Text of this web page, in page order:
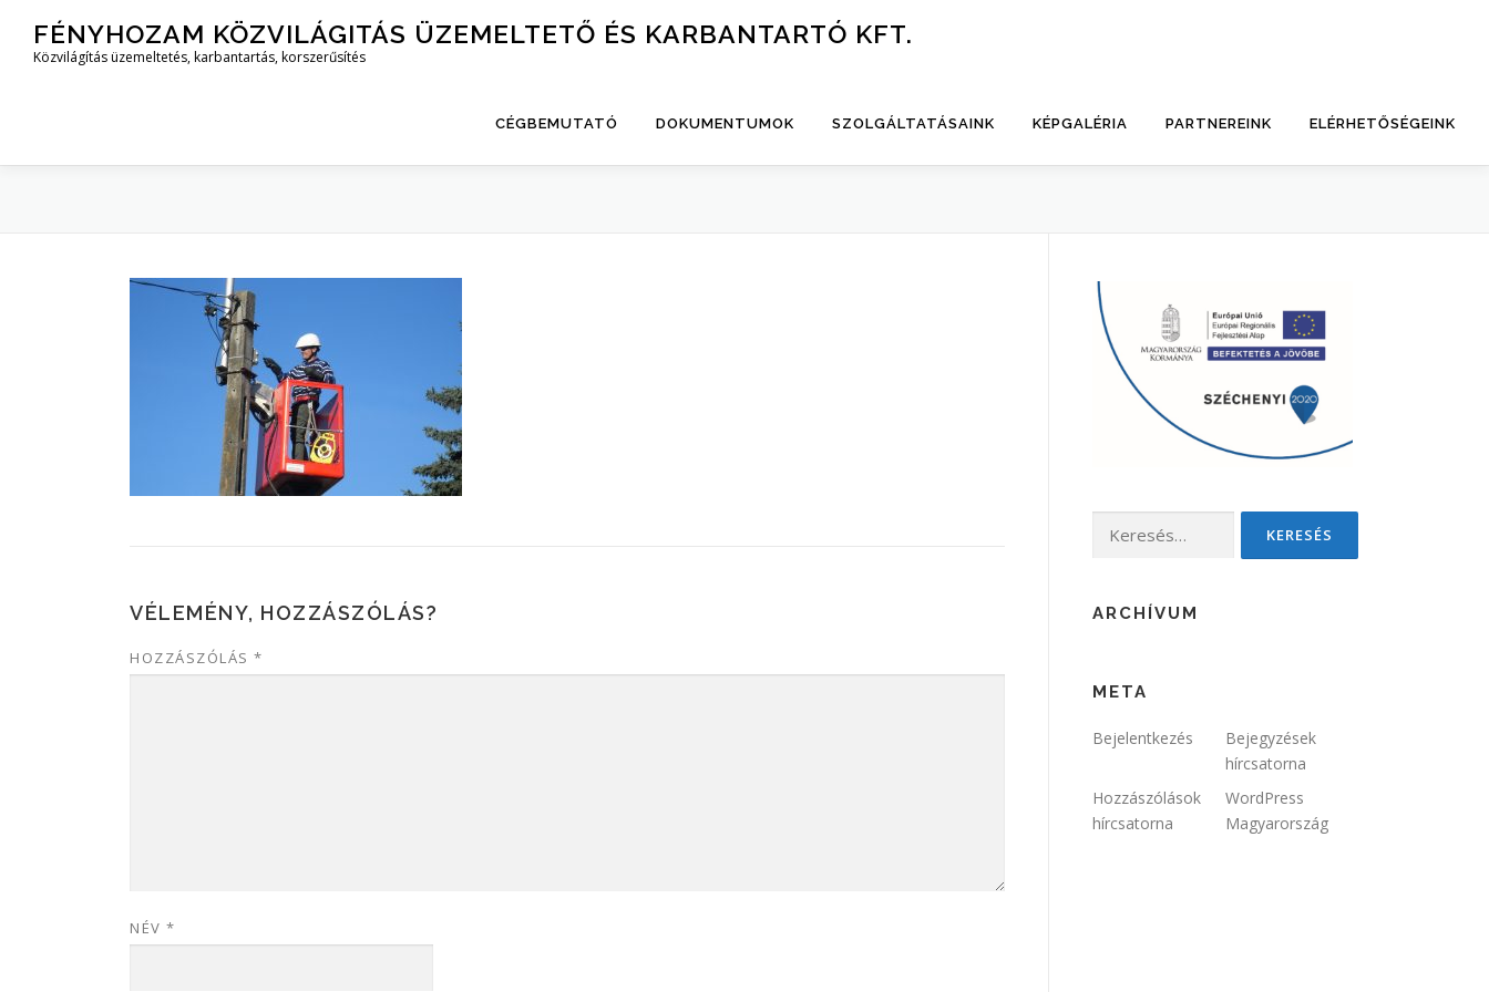
tartalomhoz
FÉNYHOZAM KÖZVILÁGITÁS ÜZEMELTETŐ ÉS KARBANTARTÓ KFT.
Közvilágítás üzemeltetés, karbantartás, korszerűsítés
CÉGBEMUTATÓ DOKUMENTUMOK SZOLGÁLTATÁSAINK KÉPGALÉRIA PARTNEREINK ELÉRHETŐSÉGEINK
VÉLEMÉNY, HOZZÁSZÓLÁS?
HOZZÁSZÓLÁS *
NÉV *
ARCHÍVUM
META
Bejelentkezés
Bejegyzések
hírcsatorna
Hozzászólások
hírcsatorna
WordPress
Magyarország